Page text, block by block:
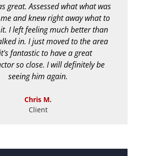
great. Assessed what what was
and knew right away what to
I left feeling much better than
in. I just moved to the area
fantastic to have a great
so close. I will definitely be
seeing him again.
Chris M.
Client